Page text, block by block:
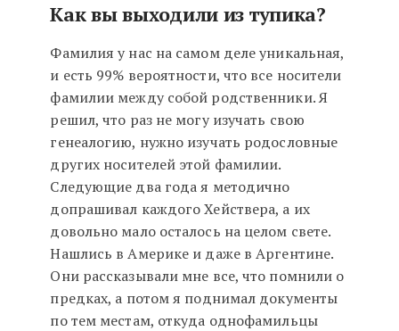
Как вы выходили из тупика?
Фамилия у нас на самом деле уникальная,
и есть 99% вероятности, что все носители
фамилии между собой родственники. Я
решил, что раз не могу изучать свою
генеалогию, нужно изучать родословные
других носителей этой фамилии.
Следующие два года я методично
допрашивал каждого Хействера, а их
довольно мало осталось на целом свете.
Нашлись в Америке и даже в Аргентине.
Они рассказывали мне все, что помнили о
предках, а потом я поднимал документы
по тем местам, откуда однофамильцы